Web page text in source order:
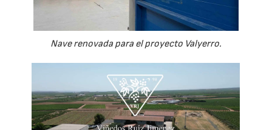
Nave renovada para el proyecto Valyerro.